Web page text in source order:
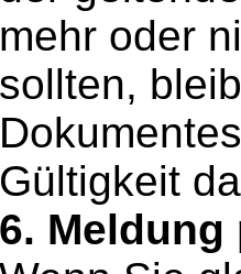
mehr oder
sollten,
Gültigkeit
6.